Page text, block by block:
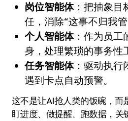
岗位智能体：把抽象目
任，消除“这事不归我管
个人智能体：作为员工
身，处理繁琐的事务性
任务智能体：驱动执行
遇到卡点自动预警。
这不是让AI抢人类的饭碗，而
盯进度、做提醒、跑数据，关